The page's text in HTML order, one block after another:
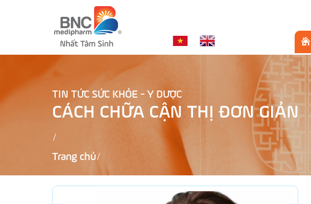
TIN TỨC SỨC KHỎE - Y DƯỢC
CÁCH CHỮA CẬN THỊ ĐƠN GIẢN
Trang chủ